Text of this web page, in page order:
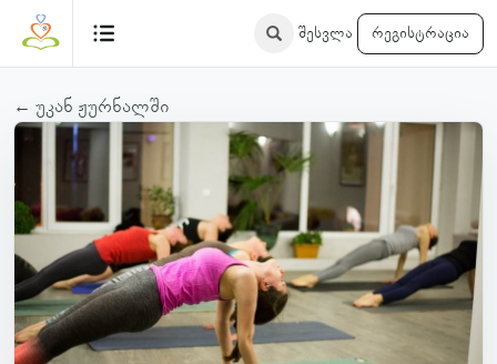
შესვლა რეგისტრაცია
← უკან ჟურნალში